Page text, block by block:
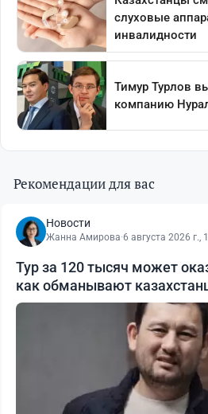
Рекомендации для вас
Новости
Жанна Амирова·6 августа 2026 г.,
Тур за 120 тысяч может
как обманывают